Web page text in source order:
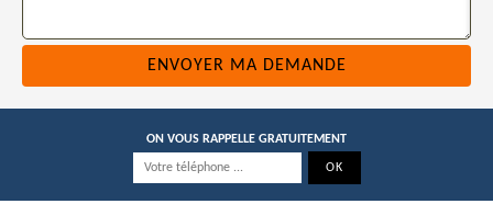
ON VOUS RAPPELLE GRATUITEMENT